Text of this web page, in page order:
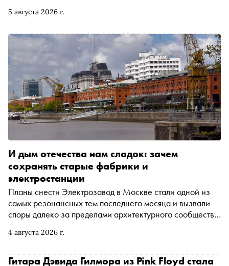
5 августа 2026 г.
заняться и куда сходить на ближайшей неделе
4 августа 2026 г.
И дым отечества нам сладок: зачем
сохранять старые фабрики и
электростанции
Планы снести Электрозавод в Москве стали одной из
самых резонансных тем последнего месяца и вызвали
споры далеко за пределами архитектурного сообщества.
в защиту комплекса, и тех, кто указывает на плохое
необходимость перемен. В 2024 году Мосгордума сняла
Гитара Дэвида Гилмора из Pink Floyd стала